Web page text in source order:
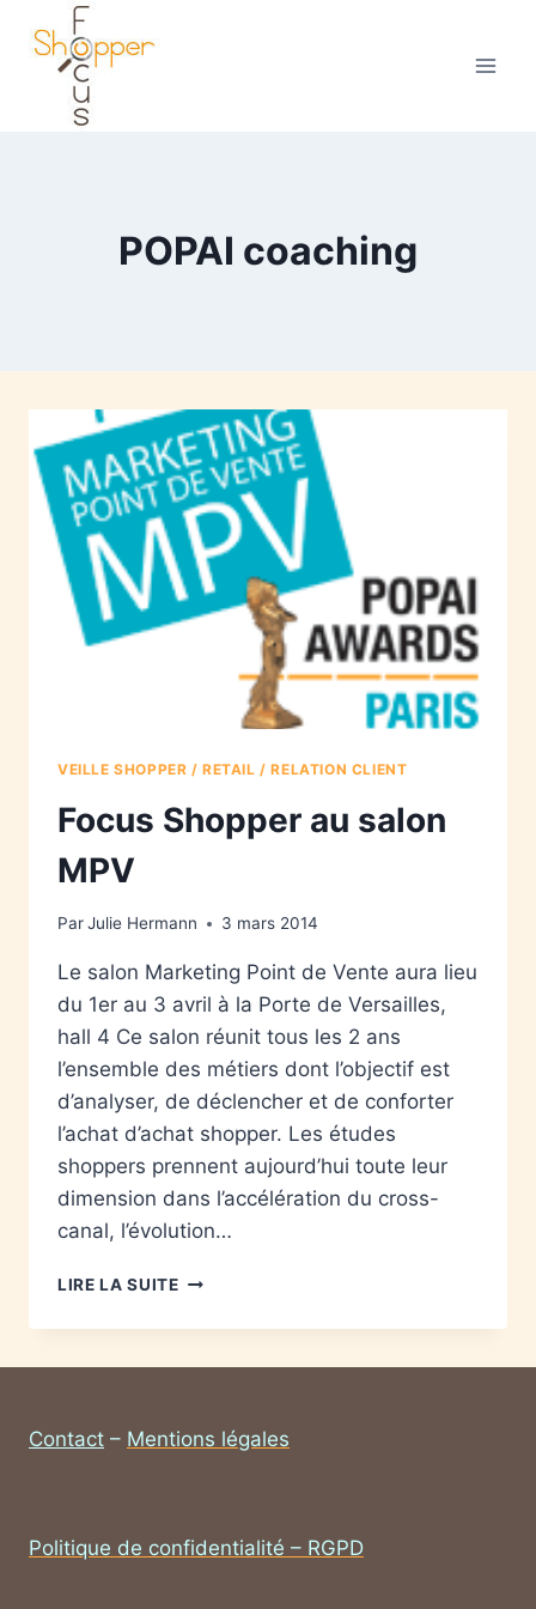
POPAI coaching
VEILLE SHOPPER / RETAIL / RELATION CLIENT
Focus Shopper au salon
MPV
ParJulie Hermann 3 mars 2014
Le salon Marketing Point de Vente aura lieu
du 1er au 3 avril à la Porte de Versailles,
hall 4 Ce salon réunit tous les 2 ans
l’ensemble des métiers dont l’objectif est
d’analyser, de déclencher et de conforter
l’achat d’achat shopper. Les études
shoppers prennent aujourd’hui toute leur
dimension dans l’accélération du cross-
canal, l’évolution…
LIRE LA SUITE
Contact – Mentions légales
Politique de confidentialité – RGPD